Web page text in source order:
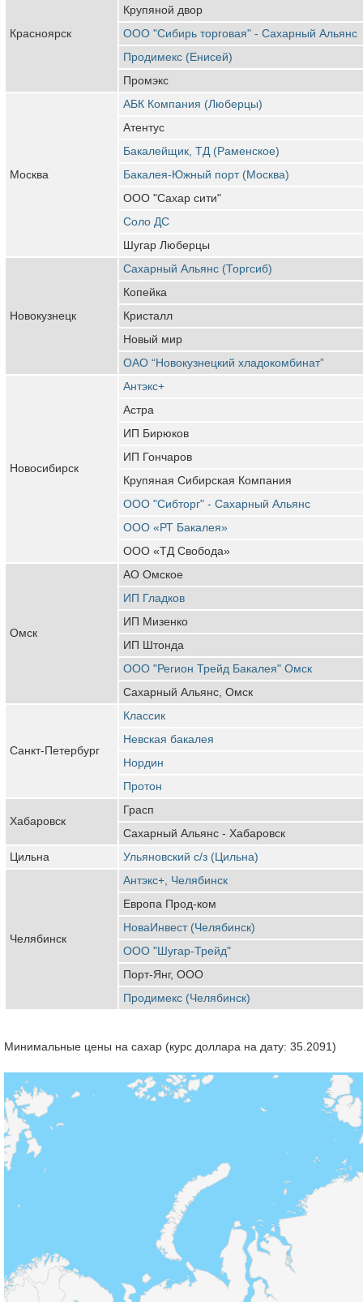
Красноярск
Крупяной двор
ООО "Сибирь торговая" - Сахарный Альянс
Продимекс (Енисей)
Промэкс
Москва
АБК Компания (Люберцы)
Атентус
Бакалейщик, ТД (Раменское)
Бакалея-Южный порт (Москва)
ООО "Сахар сити"
Соло ДС
Шугар Люберцы
Новокузнецк
Сахарный Альянс (Торгсиб)
Копейка
Кристалл
Новый мир
ОАО “Новокузнецкий хладокомбинат”
Новосибирск
Антэкс+
Астра
ИП Бирюков
ИП Гончаров
Крупяная Сибирская Компания
ООО "Сибторг" - Сахарный Альянс
ООО «РТ Бакалея»
ООО «ТД Свобода»
Омск
АО Омское
ИП Гладков
ИП Мизенко
ИП Штонда
ООО "Регион Трейд Бакалея" Омск
Сахарный Альянс, Омск
Санкт-Петербург
Классик
Невская бакалея
Нордин
Протон
Хабаровск
Грасп
Сахарный Альянс - Хабаровск
Цильна
Ульяновский с/з (Цильна)
Челябинск
Антэкс+, Челябинск
Европа Прод-ком
НоваИнвест (Челябинск)
ООО "Шугар-Трейд"
Порт-Янг, ООО
Продимекс (Челябинск)
Минимальные цены на сахар (курс доллара на дату: 35.2091)